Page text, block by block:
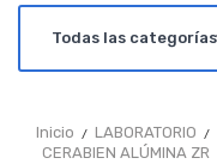
Inicio LABORATORIO
CERABIEN ALÚMINA ZR